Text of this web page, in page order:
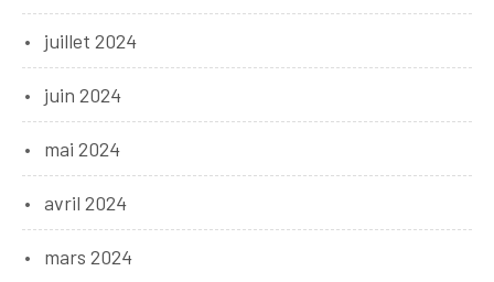
juillet 2024
juin 2024
mai 2024
avril 2024
mars 2024